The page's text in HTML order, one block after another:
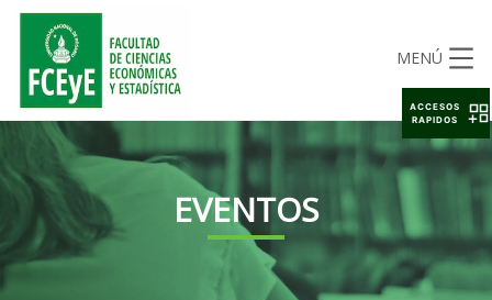
MENÚ
EVENTOS
ACCESOS
RAPIDOS